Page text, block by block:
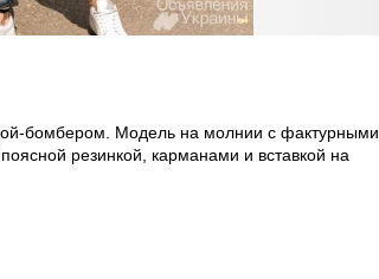
бомбером. Модель на молнии с фактурными
резинкой, карманами и вставкой на